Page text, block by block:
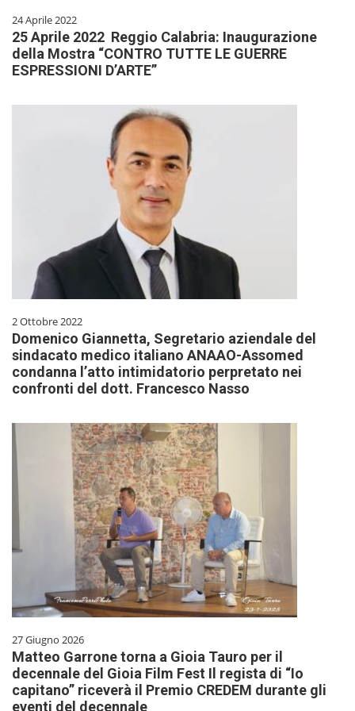
24 Aprile 2022
25 Aprile 2022 Reggio Calabria: Inaugurazione
della Mostra “CONTRO TUTTE LE GUERRE
ESPRESSIONI D’ARTE”
2 Ottobre 2022
Domenico Giannetta, Segretario aziendale del
sindacato medico italiano ANAAO-Assomed
condanna l’atto intimidatorio perpretato nei
confronti del dott. Francesco Nasso
27 Giugno 2026
Matteo Garrone torna a Gioia Tauro per il
decennale del Gioia Film Fest Il regista di “Io
capitano” riceverà il Premio CREDEM durante gli
eventi del decennale